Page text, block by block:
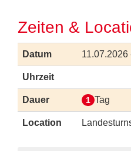
Zeiten &
Datum 11.07.2026
Uhrzeit
Dauer 1 Tag
Location